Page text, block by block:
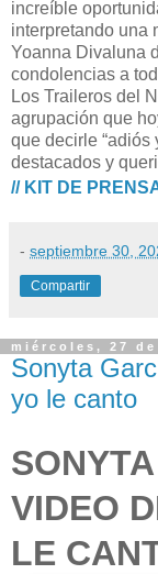
increíble
interpretando una
Yoanna Divaluna
condolencias a
Los Traileros del
agrupación que
que decirle “adiós
destacados y
// KIT DE
- septiembre 30,
Compartir
miércoles, 27
Sonyta
yo le canto
VIDEO
LE